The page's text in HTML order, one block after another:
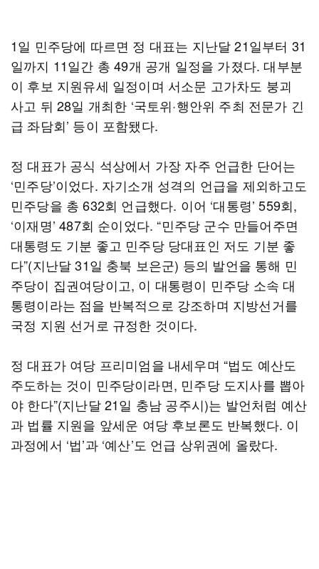
1일 민주당에 따르면 정 대표는 지난달 21일부터 31
일까지 11일간 총 49개 공개 일정을 가졌다. 대부분
이 후보 지원유세 일정이며 서소문 고가차도 붕괴
사고 뒤 28일 개최한 ‘국토위·행안위 주최 전문가 긴
급 좌담회’ 등이 포함됐다.
정 대표가 공식 석상에서 가장 자주 언급한 단어는
‘민주당’이었다. 자기소개 성격의 언급을 제외하고도
민주당을 총 632회 언급했다. 이어 ‘대통령’ 559회,
‘이재명’ 487회 순이었다. “민주당 군수 만들어주면
대통령도 기분 좋고 민주당 당대표인 저도 기분 좋
다”(지난달 31일 충북 보은군) 등의 발언을 통해 민
주당이 집권여당이고, 이 대통령이 민주당 소속 대
통령이라는 점을 반복적으로 강조하며 지방선거를
국정 지원 선거로 규정한 것이다.
정 대표가 여당 프리미엄을 내세우며 “법도 예산도
주도하는 것이 민주당이라면, 민주당 도지사를 뽑아
야 한다”(지난달 21일 충남 공주시)는 발언처럼 예산
과 법률 지원을 앞세운 여당 후보론도 반복했다. 이
과정에서 ‘법’과 ‘예산’도 언급 상위권에 올랐다.